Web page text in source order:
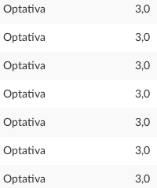
Optativa 3,0
Optativa 3,0
Optativa 3,0
Optativa 3,0
Optativa 3,0
Optativa 3,0
Optativa 3,0